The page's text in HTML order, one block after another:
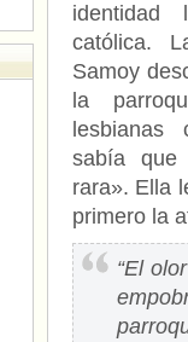
católica.
Samoy
la
sabía que
rara». Ella
primero la
“El